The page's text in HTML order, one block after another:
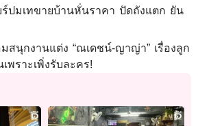
ร์ปมเทขายบ้านหั่นราคา ปัดถังแตก ยัน
สนุกงานแต่ง “ณเดชน์-ญาญ่า” เรื่องลูก
พราะเพิ่งรับละคร!